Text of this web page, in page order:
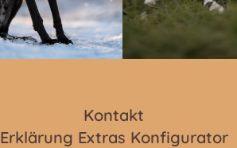
Kontakt
Erklärung Extras Konfigurator